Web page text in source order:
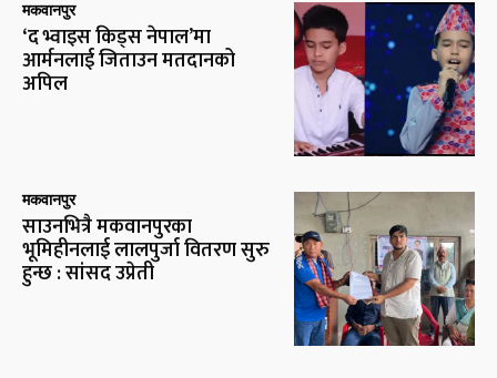
मकवानपुर
‘द भ्वाइस किड्स नेपाल’मा
आर्मनलाई जिताउन मतदानको
अपिल
मकवानपुर
साउनभित्रै मकवानपुरका
भूमिहीनलाई लालपुर्जा वितरण सुरु
हुन्छ : सांसद उप्रेती